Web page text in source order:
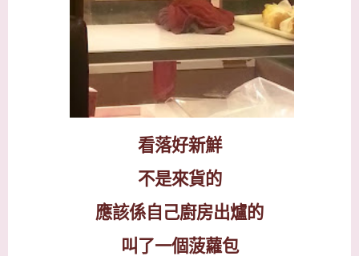
看落好新鮮
不是來貨的
應該係自己廚房出爐的
叫了一個菠蘿包